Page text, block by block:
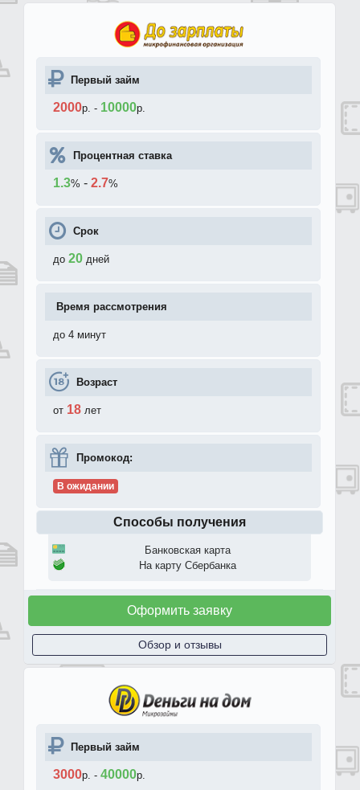
Первый займ
2000р. - 10000р.
Процентная ставка
1.3% - 2.7%
Срок
до 20 дней
Время рассмотрения
до 4 минут
Возраст
от 18 лет
Промокод:
В ожидании
Способы получения
Банковская карта
На карту Сбербанка
Оформить заявку
Обзор и отзывы
Первый займ
3000р. - 40000р.